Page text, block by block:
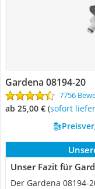
Gardena 08194-20
7756
ab 25,00 € ( Sofort
Unser Fazit für
Der Gardena